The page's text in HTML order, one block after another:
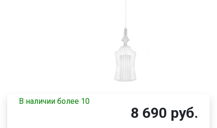
В наличии более 10
8 690 руб.